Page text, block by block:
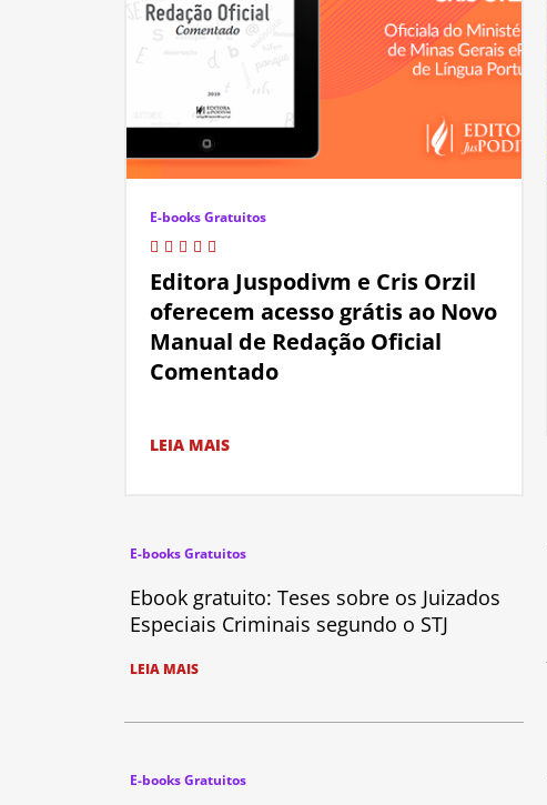
E-books Gratuitos
Editora Juspodivm e Cris Orzil
oferecem acesso grátis ao Novo
Manual de Redação Oficial
Comentado
LEIA MAIS
E-books Gratuitos
Ebook gratuito: Teses sobre os Juizados
Especiais Criminais segundo o STJ
LEIA MAIS
E-books Gratuitos